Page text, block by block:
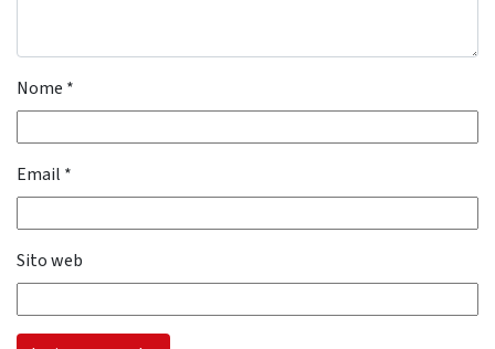
Nome *
Email *
Sito web